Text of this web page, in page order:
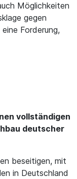
Möglichkeiten
gegen
Forderung,
vollständigen
deutscher
beseitigen, mit
in Deutschland